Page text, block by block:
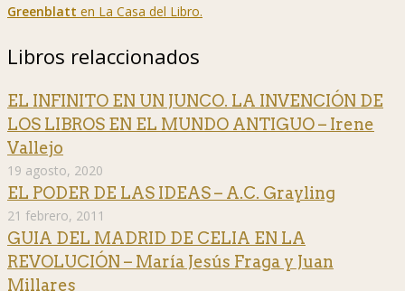
Greenblatt en La Casa del Libro.
Libros relaccionados
EL INFINITO EN UN JUNCO. LA INVENCIÓN DE
LOS LIBROS EN EL MUNDO ANTIGUO – Irene
Vallejo
19 agosto, 2020
EL PODER DE LAS IDEAS – A.C. Grayling
21 febrero, 2011
GUIA DEL MADRID DE CELIA EN LA
REVOLUCIÓN – María Jesús Fraga y Juan
Millares